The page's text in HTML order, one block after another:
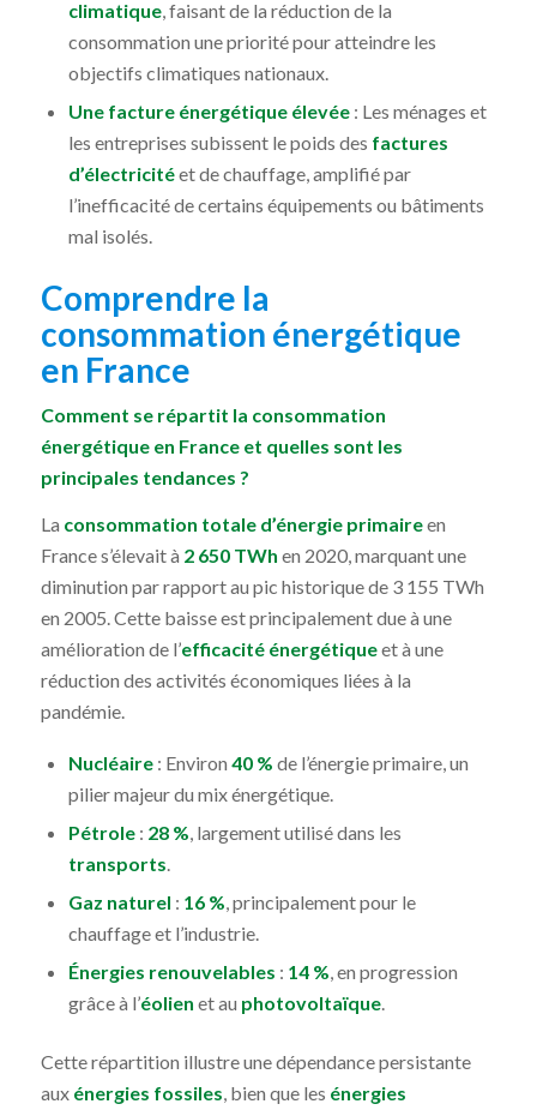
climatique, faisant de la réduction de la
consommation une priorité pour atteindre les
objectifs climatiques nationaux.
Une facture énergétique élevée: Les ménages et
les entreprises subissent le poids des factures
d’électricitéet de chauffage, amplifié par
l’inefficacité de certains équipements ou bâtiments
mal isolés.
Comprendre la
consommation énergétique
en France
Comment se répartit la consommation
énergétique en France et quelles sont les
principales tendances ?
La consommation totale d’énergie primaireen
France s’élevait à 2 650 TWh en 2020, marquant une
diminution par rapport au pic historique de 3 155 TWh
en 2005. Cette baisse est principalement due à une
amélioration de l’efficacité énergétiqueet à une
réduction des activités économiques liées à la
pandémie.
Nucléaire: Environ 40 % de l’énergie primaire, un
pilier majeur du mix énergétique.
Pétrole: 28 %, largement utilisé dans les
transports.
Gaz naturel : 16 %, principalement pour le
chauffage et l’industrie.
Énergies renouvelables : 14 %, en progression
grâce à l’éolien et au photovoltaïque.
Cette répartition illustre une dépendance persistante
aux énergies fossiles, bien que les énergies